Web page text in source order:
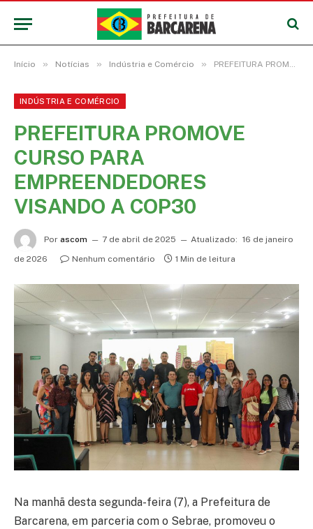
Início » Notícias » Indústria e Comércio » PREFEITURA PROMOVE CURSO PARA EMPREENDEDORES VISANDO A COP30
INDÚSTRIA E COMÉRCIO
PREFEITURA PROMOVE
CURSO PARA
EMPREENDEDORES
VISANDO A COP30
Por ascom 7 de abril de 2025 Atualizado: 16 de janeiro
de 2026
Nenhum comentário 1 Min de leitura
Na manhã desta segunda-feira (7), a Prefeitura de
Barcarena, em parceria com o Sebrae, promoveu o